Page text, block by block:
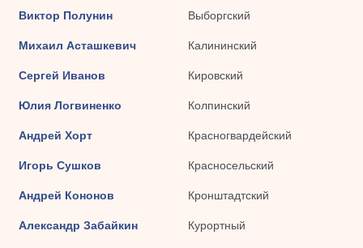
Виктор Полунин Выборгский
Михаил Асташкевич Калининский
Сергей Иванов Кировский
Юлия Логвиненко Колпинский
Андрей Хорт Красногвардейский
Игорь Сушков Красносельский
Андрей Кононов Кронштадтский
Александр Забайкин Курортный